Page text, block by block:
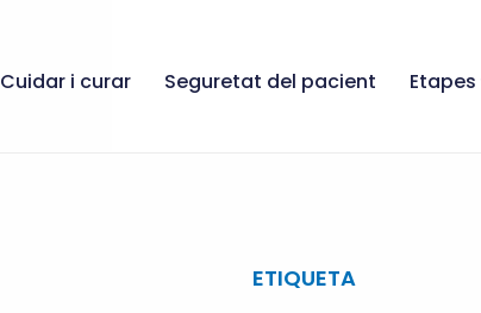
Cuidar i curar Seguretat del pacient Etapes
ETIQUETA